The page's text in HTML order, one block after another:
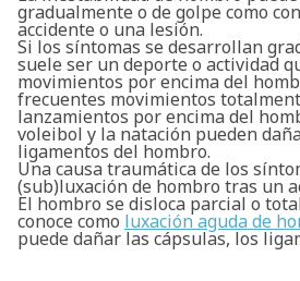
gradualmente o de golpe como
accidente o una lesión.
Si los síntomas se desarrollan
suele ser un deporte o actividad
movimientos por encima del
frecuentes movimientos
lanzamientos por encima del
voleibol y la natación pueden
ligamentos del hombro.
Una causa traumática de los
(sub)luxación de hombro tras un
El hombro se disloca parcial o
conoce como luxación aguda de
puede dañar las cápsulas, los